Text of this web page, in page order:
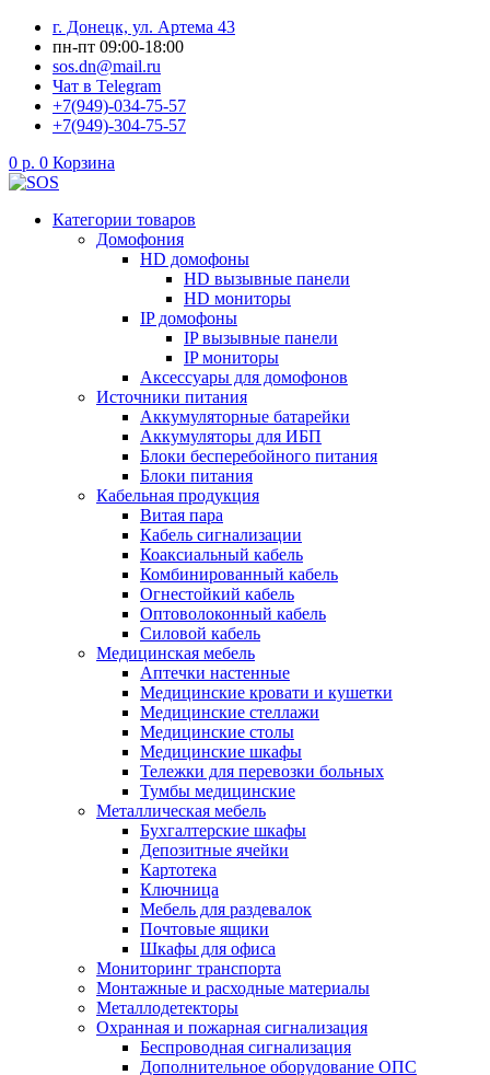
Перейти
содержимому
г. Донецк, ул. Артема 43
пн-пт 09:00-18:00
sos.dn@mail.ru
Чат в Telegram
+7(949)-034-75-57
+7(949)-304-75-57
0 р. 0 Корзина
Категории товаров
Домофония
HD домофоны
HD вызывные панели
HD мониторы
IP домофоны
IP вызывные панели
IP мониторы
Аксессуары для домофонов
Источники питания
Аккумуляторные батарейки
Аккумуляторы для ИБП
Блоки бесперебойного питания
Блоки питания
Кабельная продукция
Витая пара
Кабель сигнализации
Коаксиальный кабель
Комбинированный кабель
Огнестойкий кабель
Оптоволоконный кабель
Силовой кабель
Медицинская мебель
Аптечки настенные
Медицинские кровати и кушетки
Медицинские стеллажи
Медицинские столы
Медицинские шкафы
Тележки для перевозки больных
Тумбы медицинские
Металлическая мебель
Бухгалтерские шкафы
Депозитные ячейки
Картотека
Ключница
Мебель для раздевалок
Почтовые ящики
Шкафы для офиса
Мониторинг транспорта
Монтажные и расходные материалы
Металлодетекторы
Охранная и пожарная сигнализация
Беспроводная сигнализация
Дополнительное оборудование ОПС